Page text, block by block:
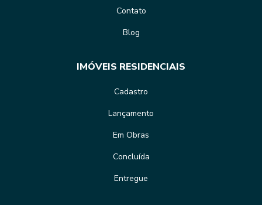
Contato
Blog
IMÓVEIS RESIDENCIAIS
Cadastro
Lançamento
Em Obras
Concluída
Entregue